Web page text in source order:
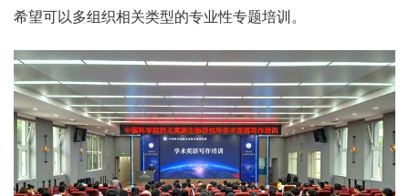
希望可以多组织相关类型的专业性专题培训。